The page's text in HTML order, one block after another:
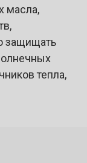
масла,
защищать
тепла,